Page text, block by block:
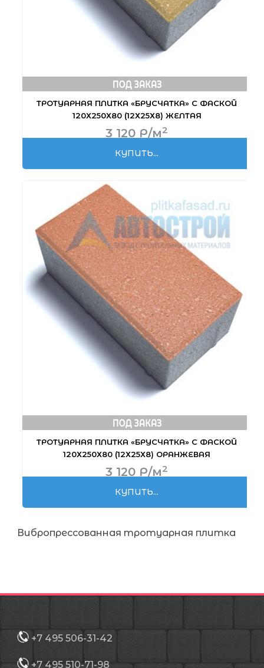
ТРОТУАРНАЯ ПЛИТКА «БРУСЧАТКА» С ФАСКОЙ
120Х250Х80 (12Х25Х8) ЖЕЛТАЯ
3 120 Р/м2
КУПИТЬ...
ТРОТУАРНАЯ ПЛИТКА «БРУСЧАТКА» С ФАСКОЙ
120Х250Х80 (12Х25Х8) ОРАНЖЕВАЯ
3 120 Р/м2
КУПИТЬ...
Вибропрессованная тротуарная плитка
+7 495 506-31-42
+7 495 510-71-98